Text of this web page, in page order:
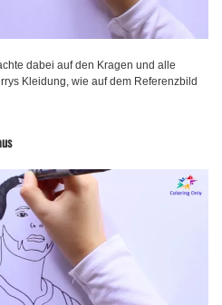
dabei auf den Kragen und alle
Kleidung, wie auf dem Referenzbild